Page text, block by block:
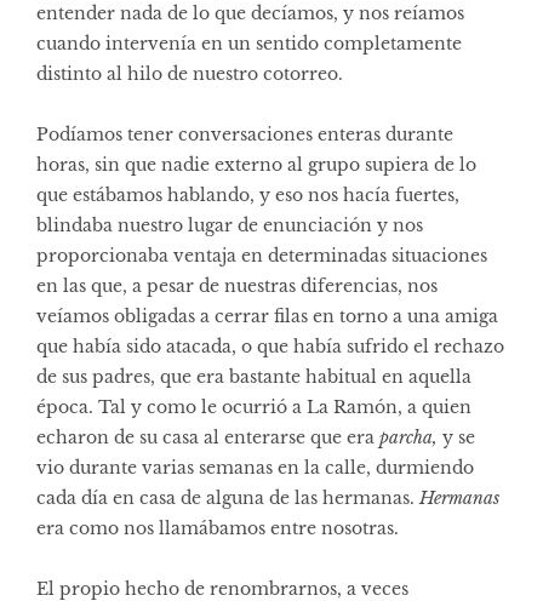
entender nada de lo que decíamos, y nos reíamos
cuando intervenía en un sentido completamente
distinto al hilo de nuestro cotorreo.
Podíamos tener conversaciones enteras durante
horas, sin que nadie externo al grupo supiera de lo
que estábamos hablando, y eso nos hacía fuertes,
blindaba nuestro lugar de enunciación y nos
proporcionaba ventaja en determinadas situaciones
en las que, a pesar de nuestras diferencias, nos
veíamos obligadas a cerrar filas en torno a una amiga
que había sido atacada, o que había sufrido el rechazo
de sus padres, que era bastante habitual en aquella
época. Tal y como le ocurrió a La Ramón, a quien
echaron de su casa al enterarse que era parcha, y se
vio durante varias semanas en la calle, durmiendo
cada día en casa de alguna de las hermanas. Hermanas
era como nos llamábamos entre nosotras.
El propio hecho de renombrarnos, a veces